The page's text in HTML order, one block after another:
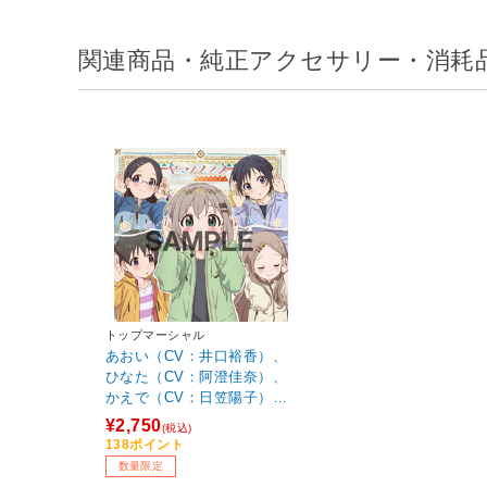
関連商品・純正アクセサリー・消耗
トップマーシャル
あおい（CV：井口裕香）、
ひなた（CV：阿澄佳奈）、
かえで（CV：日笠陽子）、
ここな（CV：小倉唯）、ほ
のか（CV：東山奈央）/ TV
アニメ「ヤマノススメ サー
ドシーズン」キャラクター
¥2,750(税込)
138ポイント
数量限定